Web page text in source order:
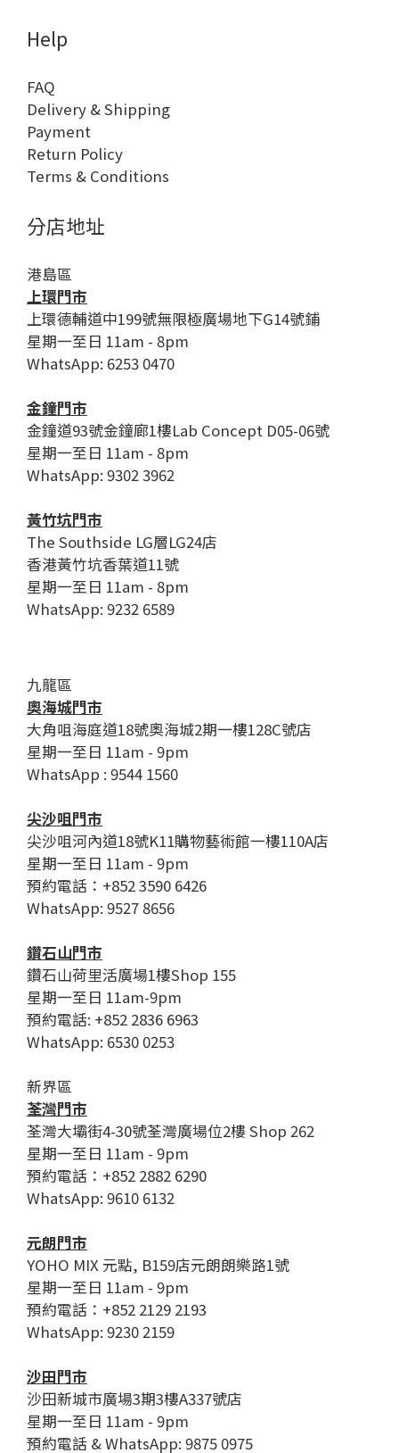
Help
FAQ
Delivery & Shipping
Payment
Return Policy
Terms & Conditions
分店地址
港島區
上環門市
上環德輔道中199號無限極廣場地下G14號鋪
星期一至日 11am - 8pm
WhatsApp: 6253 0470
金鐘門市
金鐘道93號金鐘廊1樓Lab Concept D05-06號
星期一至日 11am - 8pm
WhatsApp: 9302 3962
黃竹坑門市
The Southside LG層LG24店
香港黃竹坑香葉道11號
星期一至日 11am - 8pm
WhatsApp: 9232 6589
九龍區
奧海城門市
大角咀海庭道18號奧海城2期一樓128C號店
星期一至日 11am - 9pm
WhatsApp : 9544 1560
尖沙咀門市
尖沙咀河內道18號K11購物藝術館一樓110A店
星期一至日 11am - 9pm
預約電話：+852 3590 6426
WhatsApp: 9527 8656
鑽石山門市
鑽石山荷里活廣場1樓Shop 155
星期一至日 11am-9pm
預約電話: +852 2836 6963
WhatsApp: 6530 0253
新界區
荃灣門市
荃灣大壩街4-30號荃灣廣場位2樓 Shop 262
星期一至日 11am - 9pm
預約電話：+852 2882 6290
WhatsApp: 9610 6132
元朗門市
YOHO MIX 元點, B159店元朗朗樂路1號
星期一至日 11am - 9pm
預約電話：+852 2129 2193
WhatsApp: 9230 2159
沙田門市
沙田新城市廣場3期3樓A337號店
星期一至日 11am - 9pm
預約電話 & WhatsApp: 9875 0975